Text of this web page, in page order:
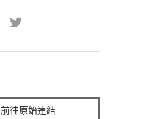
前往原始連結